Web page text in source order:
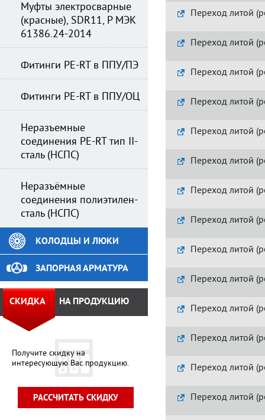
Переход литой
Переход литой
Переход литой
Переход литой
Переход литой
Переход литой
Переход литой
Переход литой
Переход литой
Переход литой
Переход литой
Переход литой
Переход литой
Переход литой
Муфты электросварные
(красные), SDR11, Р МЭК
61386.24-2014
Фитинги PE-RT в ППУ/ПЭ
Фитинги PE-RT в ППУ/ОЦ
Неразъемные
соединения PE-RT тип II-
сталь (НСПС)
Неразъёмные
соединения полиэтилен-
сталь (НСПС)
КОЛОДЦЫ И ЛЮКИ
ЗАПОРНАЯ АРМАТУРА
Получите скидку на
интересующую Вас продукцию.
СКИДКА НА ПРОДУКЦИЮ
РАССЧИТАТЬ СКИДКУ